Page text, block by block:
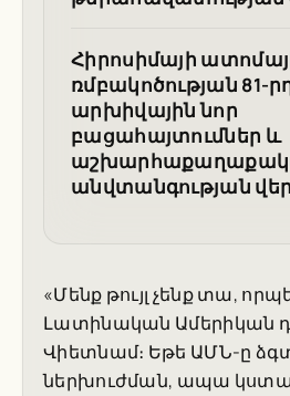
Հիրոսիմայի
ռմբակոծության 81-
արխիվային նոր
բացահայտումներ և
անվտանգության
«Մենք թույլ չենք տա,
Լատինական Ամերիկան
Վիետնամ։ Եթե ԱՄՆ-ը
ներխուժման, ապա